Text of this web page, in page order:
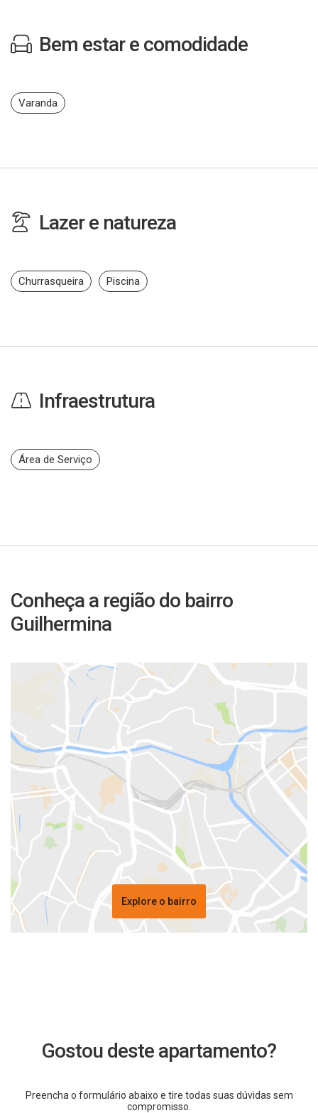
Bem estar e comodidade
Varanda
Lazer e natureza
Churrasqueira Piscina
Infraestrutura
Área de Serviço
Conheça a região do bairro
Guilhermina
Explore o bairro
Gostou deste apartamento?
Preencha o formulário abaixo e tire todas suas dúvidas sem
compromisso.